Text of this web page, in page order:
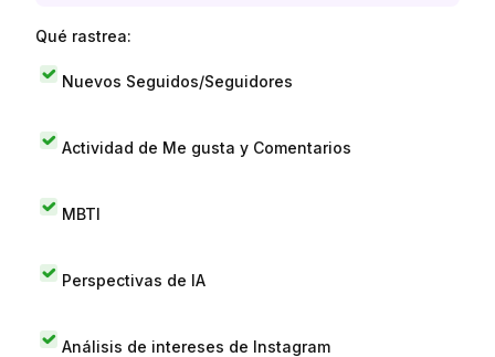
Qué rastrea:
Nuevos Seguidos/Seguidores
Actividad de Me gusta y Comentarios
MBTI
Perspectivas de IA
Análisis de intereses de Instagram